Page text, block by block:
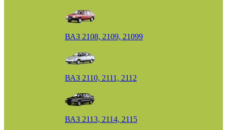
ВАЗ 2108, 2109, 21099
ВАЗ 2110, 2111, 2112
ВАЗ 2113, 2114, 2115